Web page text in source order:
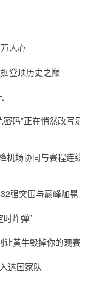
人心
登顶历史之巅
码”正在悄然改写足球
机场协同与赛程连续性
强突围与巅峰加冕
炸弹”
黄牛毁掉你的观赛梦
选国家队